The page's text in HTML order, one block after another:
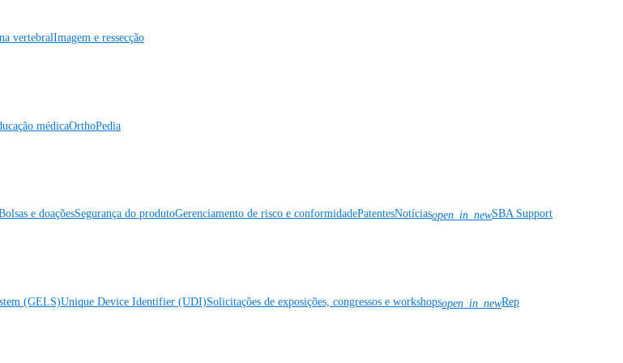
vertebralImagem e ressecção
médicaOrthoPedia
e doaçõesSegurança do produtoGerenciamento de risco e conformidadePatentesNotíciasopen_in_newSBA Support
(GELS)Unique Device Identifier (UDI)Solicitações de exposições, congressos e workshopsopen_in_newRep